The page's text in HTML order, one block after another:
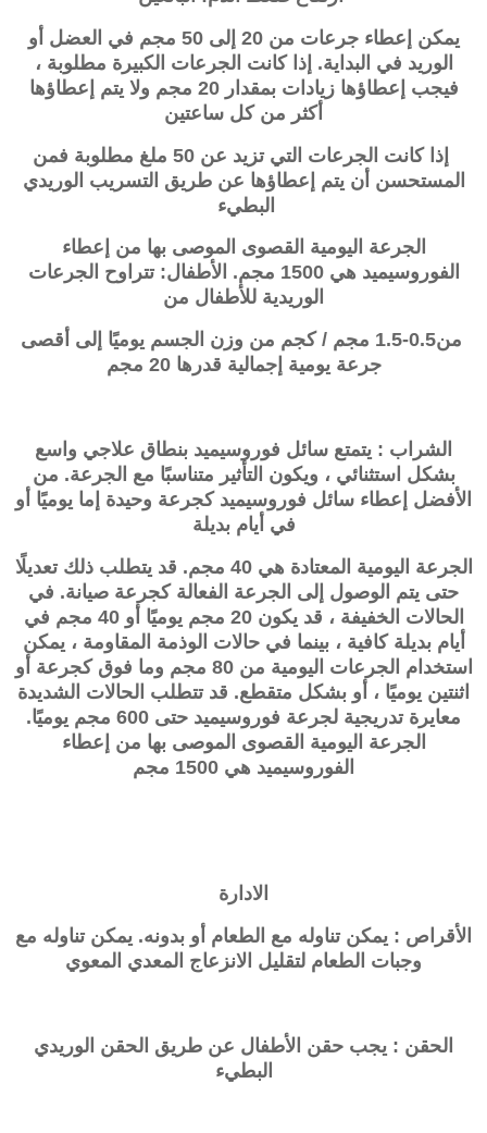
يمكن إعطاء جرعات من 20 إلى 50 مجم في العضل أو
الوريد في البداية. إذا كانت الجرعات الكبيرة مطلوبة ،
فيجب إعطاؤها زيادات بمقدار 20 مجم ولا يتم إعطاؤها
أكثر من كل ساعتين
إذا كانت الجرعات التي تزيد عن 50 ملغ مطلوبة فمن
المستحسن أن يتم إعطاؤها عن طريق التسريب الوريدي
البطيء
الجرعة اليومية القصوى الموصى بها من إعطاء
الفوروسيميد هي 1500 مجم. الأطفال: تتراوح الجرعات
الوريدية للأطفال من
من0.5-1.5 مجم / كجم من وزن الجسم يوميًا إلى أقصى
جرعة يومية إجمالية قدرها 20 مجم
الشراب : يتمتع سائل فوروسيميد بنطاق علاجي واسع
بشكل استثنائي ، ويكون التأثير متناسبًا مع الجرعة. من
الأفضل إعطاء سائل فوروسيميد كجرعة وحيدة إما يوميًا أو
في أيام بديلة
الجرعة اليومية المعتادة هي 40 مجم. قد يتطلب ذلك تعديلًا
حتى يتم الوصول إلى الجرعة الفعالة كجرعة صيانة. في
الحالات الخفيفة ، قد يكون 20 مجم يوميًا أو 40 مجم في
أيام بديلة كافية ، بينما في حالات الوذمة المقاومة ، يمكن
استخدام الجرعات اليومية من 80 مجم وما فوق كجرعة أو
اثنتين يوميًا ، أو بشكل متقطع. قد تتطلب الحالات الشديدة
معايرة تدريجية لجرعة فوروسيميد حتى 600 مجم يوميًا.
الجرعة اليومية القصوى الموصى بها من إعطاء
الفوروسيميد هي 1500 مجم
الادارة
الأقراص : يمكن تناوله مع الطعام أو بدونه. يمكن تناوله مع
وجبات الطعام لتقليل الانزعاج المعدي المعوي
الحقن : يجب حقن الأطفال عن طريق الحقن الوريدي
البطيء